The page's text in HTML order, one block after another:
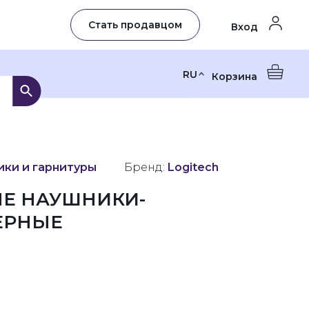
Стать продавцом Вход
RU Корзина
и гарнитуры Бренд: Logitech
НАУШНИКИ-